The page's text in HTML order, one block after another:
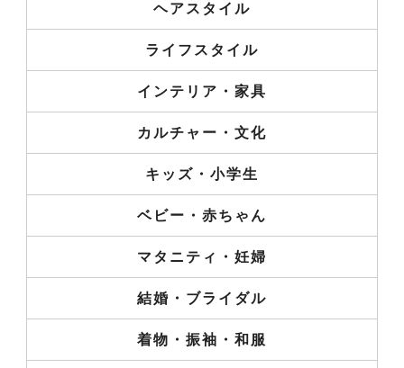
ヘアスタイル
ライフスタイル
インテリア・家具
カルチャー・文化
キッズ・小学生
ベビー・赤ちゃん
マタニティ・妊婦
結婚・ブライダル
着物・振袖・和服